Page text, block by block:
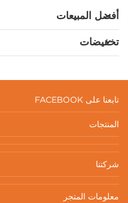
أفضل المبيعات
تخفيضات
تابعنا على FACEBOOK
المنتجات
شركتنا
معلومات المتجر